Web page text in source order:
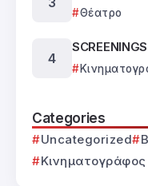
Θέατρο
Categories
Uncategorized
Κινηματογράφος